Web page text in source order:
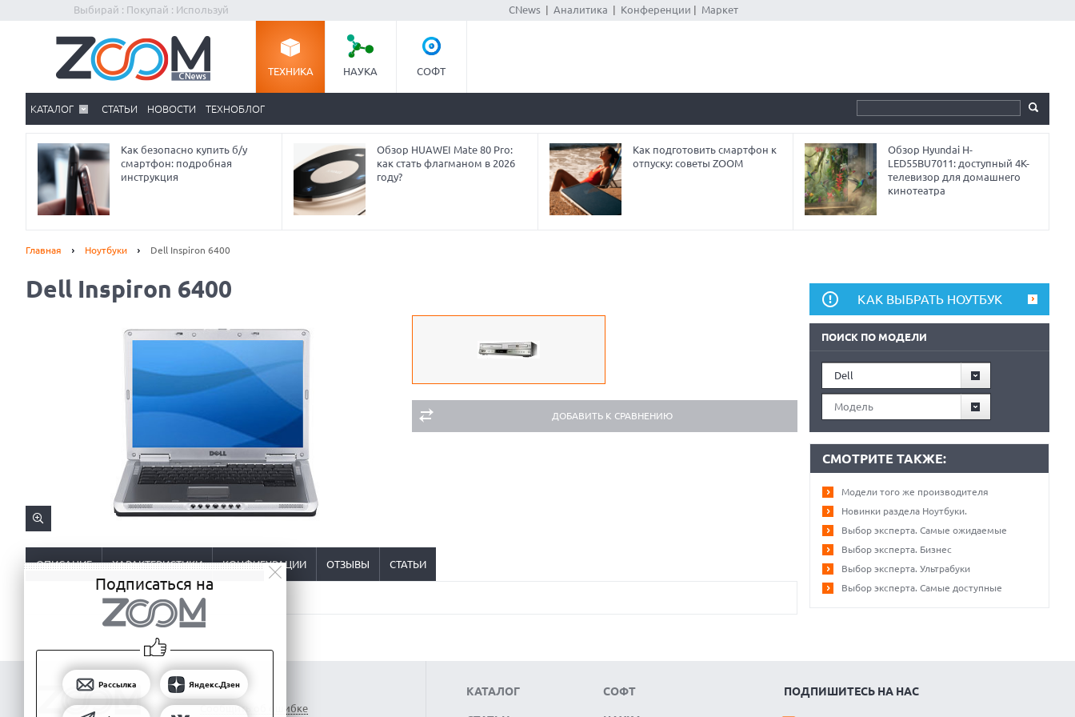
Выбирай : Покупай : Используй CNews| Аналитика Конференции Маркет
ТЕХНИКА НАУКА СОФТ
КАТАЛОГ СТАТЬИ НОВОСТИ ТЕХНОБЛОГ
Как безопасно купить б/у
смартфон: подробная
инструкция
Обзор HUAWEI Mate 80 Pro:
как стать флагманом в 2026
году?
Как подготовить смартфон к
отпуску: советы ZOOM
Обзор Hyundai H-
LED55BU7011: доступный 4K-
телевизор для домашнего
кинотеатра
Главная Ноутбуки Dell Inspiron 6400
Dell Inspiron 6400
ДОБАВИТЬ К СРАВНЕНИЮ
ОПИСАНИЕ ХАРАКТЕРИСТИКИ КОНФИГУРАЦИИ ОТЗЫВЫ СТАТЬИ
КАК ВЫБРАТЬ НОУТБУК
ПОИСК ПО МОДЕЛИ
Dell
Модель
СМОТРИТЕ ТАКЖЕ:
Модели того же производителя
Новинки раздела Ноутбуки.
Выбор эксперта. Самые ожидаемые
Выбор эксперта. Бизнес
Выбор эксперта. Ультрабуки
Выбор эксперта. Самые доступные
Сообщить об ошибке
КАТАЛОГ СОФТ ПОДПИШИТЕСЬ НА НАС
Подписаться на
Рассылка Яндекс.Дзен